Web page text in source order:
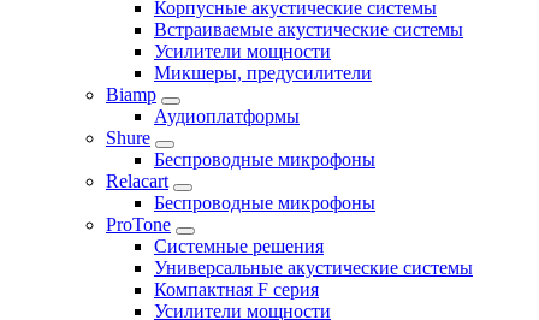
Корпусные акустические системы
Встраиваемые акустические системы
Усилители мощности
Микшеры, предусилители
Biamp
Аудиоплатформы
Shure
Беспроводные микрофоны
Relacart
Беспроводные микрофоны
ProTone
Системные решения
Универсальные акустические системы
Компактная F серия
Усилители мощности